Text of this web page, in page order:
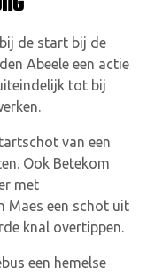
de start bij de
Abeele een actie
tot bij
van een
Ook Betekom
met
Maes een schot uit
knal overtippen.
een hemelse